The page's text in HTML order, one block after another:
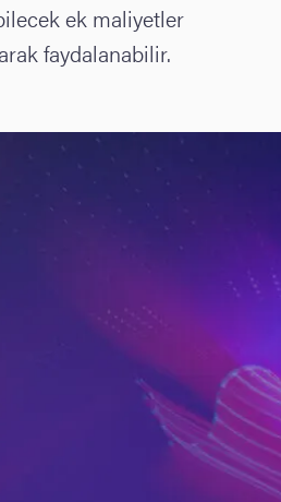
ek maliyetler
faydalanabilir.